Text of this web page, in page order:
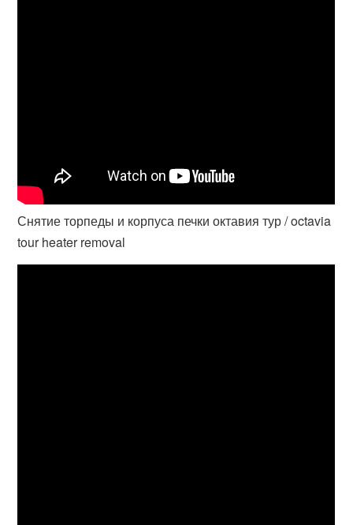
Снятие торпеды и корпуса печки октавия тур / octavia
tour heater removal